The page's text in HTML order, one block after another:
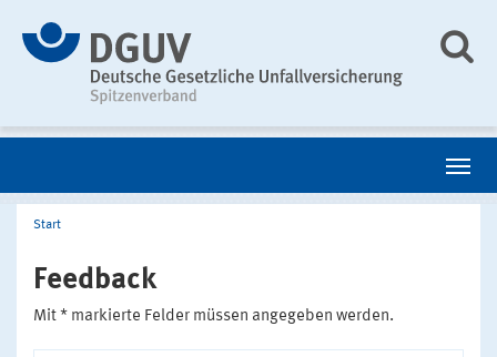
Start
Feedback
Mit * markierte Felder müssen angegeben werden.